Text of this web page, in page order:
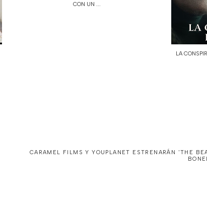
CON UN ...
LA
CARAMEL FILMS Y YOUPLANET ESTRENARÁN 'THE